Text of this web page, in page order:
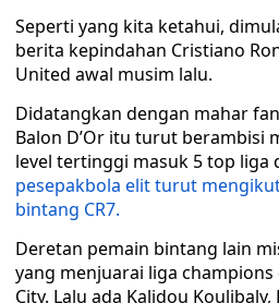
Seperti yang kita ketahui,
berita kepindahan Cristiano
United awal musim lalu.
Didatangkan dengan mahar
Balon D’Or itu turut berambisi
level tertinggi masuk 5 top liga
pesepakbola elit turut
bintang CR7.
Deretan pemain bintang lain
yang menjuarai liga
City. Lalu ada Kalidou